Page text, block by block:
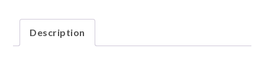
Description